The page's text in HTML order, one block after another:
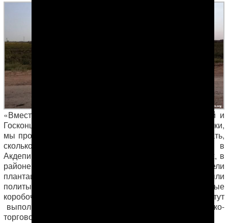
«Вместе с представителями местных администраций и
Госконцерна «Туркменпагта» в августе, накануне уборки,
мы провели контрольный анализ посевов, чтобы знать,
сколько примерно хлопка будет всего. Так вот, в
Акдепинском, Куняургенческом, Ильялинском районах, в
районе имени Сапармурата Туркменбаши мы видели
плантации-карты, которые за все лето ни разу не были
политы. Кустики низкие, на них всего 1-2 хлопковые
коробочки, да и те недоразвитые. Какое уж тут
выполнение плана…», — сказал представитель хлопко-
торгового предприятия «Ак алтын».